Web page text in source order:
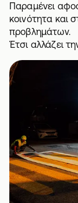
Παραμένει
κοινότητα και
προβλημάτων.
Έτσι αλλάζει